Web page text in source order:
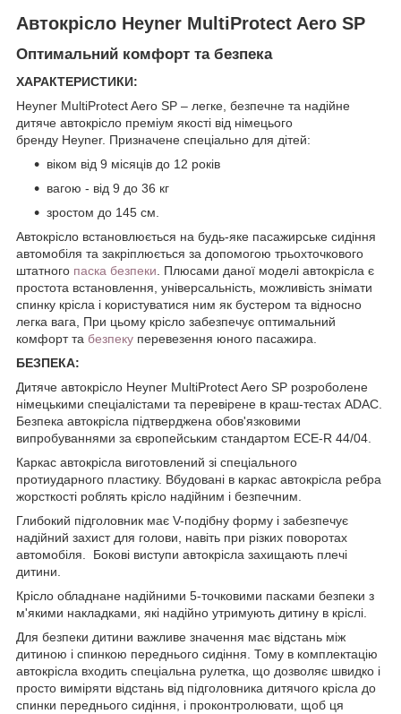
Автокрісло Heyner MultiProtect Aero SP
Оптимальний комфорт та безпека
ХАРАКТЕРИСТИКИ:
Heyner MultiProtect Aero SP – легке, безпечне та надійне
дитяче автокрісло преміум якості від німецього
бренду Heyner. Призначене спеціально для дітей:
віком від 9 місяців до 12 років
вагою - від 9 до 36 кг
зростом до 145 см.
Автокрісло встановлюється на будь-яке пасажирське сидіння
автомобіля та закріплюється за допомогою трьохточкового
штатного паска безпеки. Плюсами даної моделі автокрісла є
простота встановлення, універсальність, можливість знімати
спинку крісла і користуватися ним як бустером та відносно
легка вага, При цьому крісло забезпечує оптимальний
комфорт та безпеку перевезення юного пасажира.
БЕЗПЕКА:
Дитяче автокрісло Heyner MultiProtect Aero SP розроболене
німецькими спеціалістами та перевірене в краш-тестах ADAC.
Безпека автокрісла підтверджена обов'язковими
випробуваннями за європейським стандартом ECE-R 44/04.
Каркас автокрісла виготовлений зі спеціального
протиударного пластику. Вбудовані в каркас автокрісла ребра
жорсткості роблять крісло надійним і безпечним.
Глибокий підголовник має V-подібну форму і забезпечує
надійний захист для голови, навіть при різких поворотах
автомобіля. Бокові виступи автокрісла захищають плечі
дитини.
Крісло обладнане надійними 5-точковими пасками безпеки з
м'якими накладками, які надійно утримують дитину в кріслі.
Для безпеки дитини важливе значення має відстань між
дитиною і спинкою переднього сидіння. Тому в комплектацію
автокрісла входить спеціальна рулетка, що дозволяє швидко і
просто виміряти відстань від підголовника дитячого крісла до
спинки переднього сидіння, і проконтролювати, щоб ця